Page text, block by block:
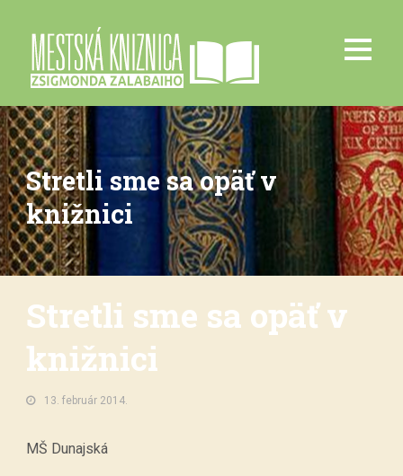
Stretli sme sa opäť v
knižnici
Stretli sme sa opäť v
knižnici
13. február 2014.
MŠ Dunajská